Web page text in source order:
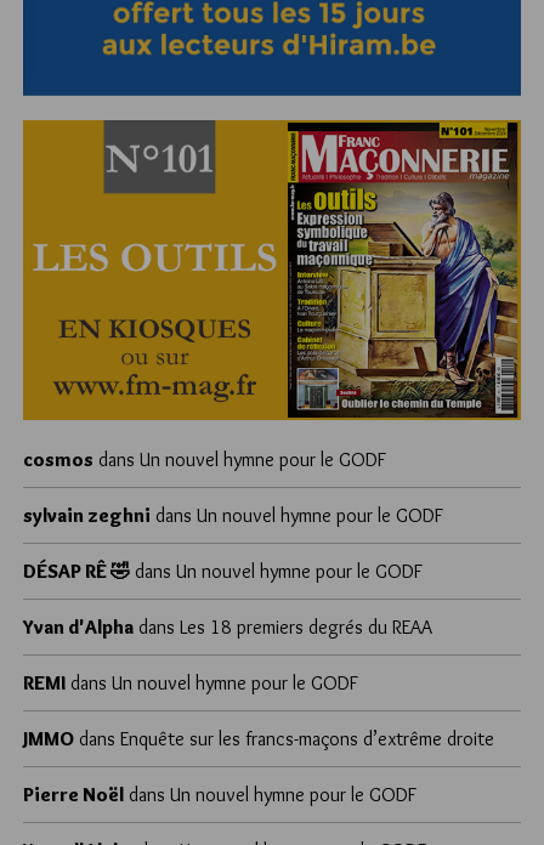
cosmos dans Un nouvel hymne pour le GODF
sylvain zeghni dans Un nouvel hymne pour le GODF
DÉSAP RÊ 🤣 dans Un nouvel hymne pour le GODF
Yvan d'Alpha dans Les 18 premiers degrés du REAA
REMI dans Un nouvel hymne pour le GODF
JMMO dans Enquête sur les francs-maçons d’extrême droite
Pierre Noël dans Un nouvel hymne pour le GODF